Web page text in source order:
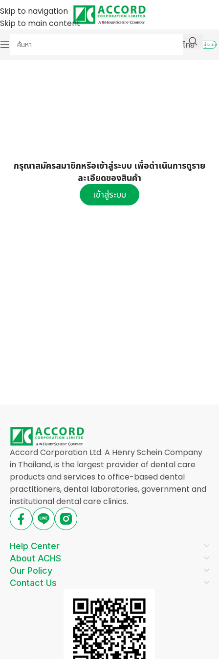
Skip to navigation
Skip to main content
ไทย
เข้าสู่ระบบ
กรุณาสมัครสมาชิกหรือเข้าสู่ระบบ เพื่อดำเนินการดูราย
ละเอียดของสินค้า
เข้าสู่ระบบ
Accord Corporation Ltd. A Henry Schein Company
in Thailand, is the largest provider of dental care
products and services to office-based dental
practitioners, dental laboratories, government and
institutional dental care clinics.
Help Center
About ACHS
Our Policy
Contact Us